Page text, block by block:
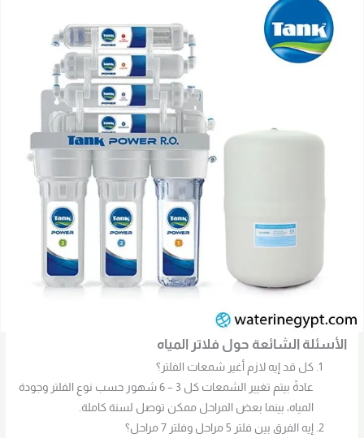
الأسئلة الشائعة حول فلاتر المياه
كل قد إيه لازم أغير شمعات الفلتر؟
عادةً بيتم تغيير الشمعات كل 3 – 6 شهور حسب نوع الفلتر وجودة
المياه، بينما بعض المراحل ممكن توصل لسنة كاملة.
إيه الفرق بين فلتر 5 مراحل وفلتر 7 مراحل؟